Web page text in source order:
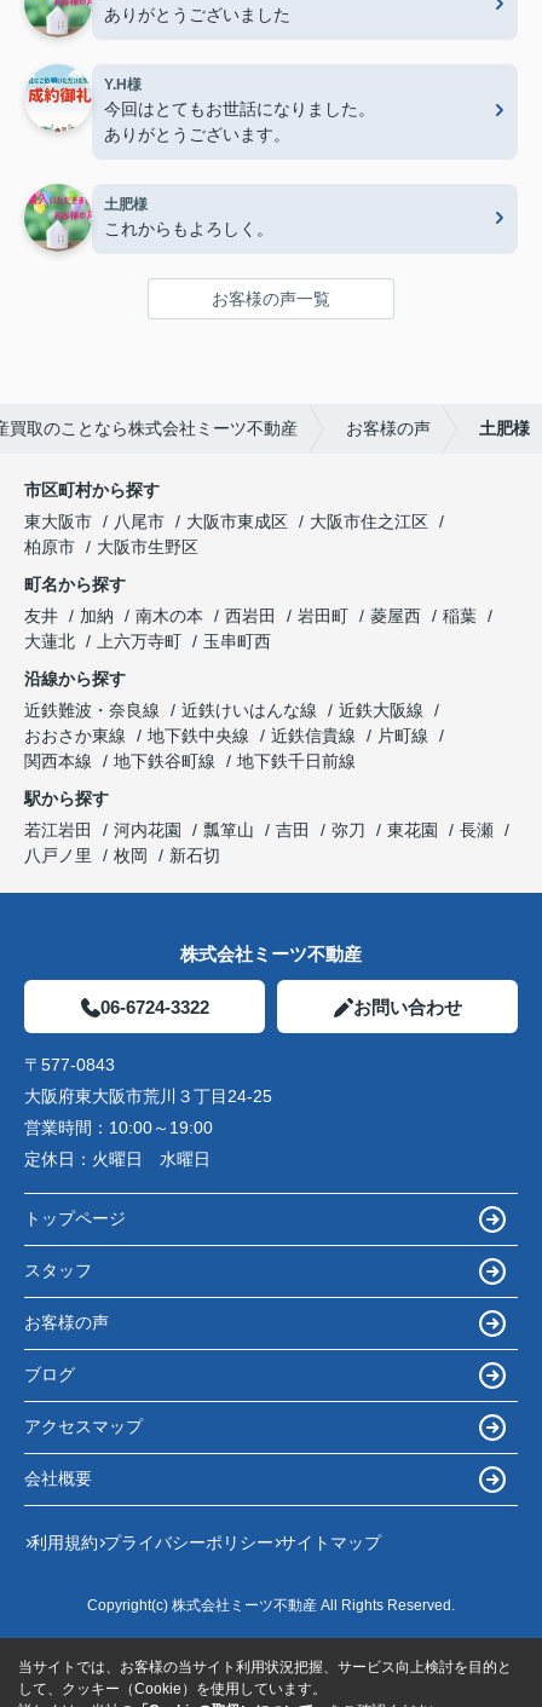
ありがとうございました
Y.H様
今回はとてもお世話になりました。
ありがとうございます。
土肥様
これからもよろしく。
お客様の声一覧
買取のことなら株式会社ミーツ不動産 お客様の声 土肥様
市区町村から探す
東大阪市
八尾市 大阪市東成区
大阪市住之江区
柏原市
大阪市生野区
町名から探す
友井
加納 南木の本 西岩田 岩田町 菱屋西
稲葉
大蓮北
上六万寺町
玉串町西
沿線から探す
近鉄難波・奈良線
近鉄けいはんな線
近鉄大阪線
おおさか東線
地下鉄中央線 近鉄信貴線
片町線
関西本線
地下鉄谷町線
地下鉄千日前線
駅から探す
若江岩田
河内花園 瓢箪山 吉田 弥刀 東花園
長瀬
八戸ノ里
枚岡 新石切
株式会社ミーツ不動産
06-6724-3322 お問い合わせ
〒577-0843
大阪府東大阪市荒川３丁目24-25
営業時間： 10:00～19:00
定休日： 火曜日 水曜日
トップページ
スタッフ
お客様の声
ブログ
アクセスマップ
会社概要
利用規約 プライバシーポリシー サイトマップ
Copyright(c) 株式会社ミーツ不動産 All Rights Reserved.
当サイトでは、お客様の当サイト利用状況把握、サービス向上検討を目的と
して、クッキー（Cookie）を使用しています。